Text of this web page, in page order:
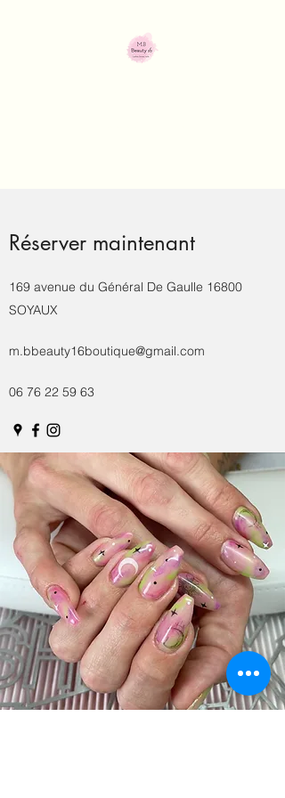
Réserver maintenant
169 avenue du Général De Gaulle 16800
SOYAUX
m.bbeauty16boutique@gmail.com
06 76 22 59 63